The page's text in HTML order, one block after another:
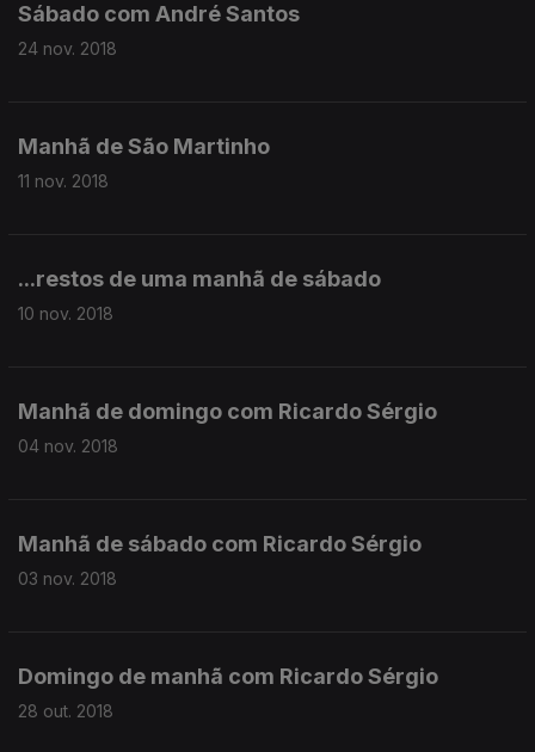
Sábado com André Santos
24 nov. 2018
Manhã de São Martinho
11 nov. 2018
...restos de uma manhã de sábado
10 nov. 2018
Manhã de domingo com Ricardo Sérgio
04 nov. 2018
Manhã de sábado com Ricardo Sérgio
03 nov. 2018
Domingo de manhã com Ricardo Sérgio
28 out. 2018